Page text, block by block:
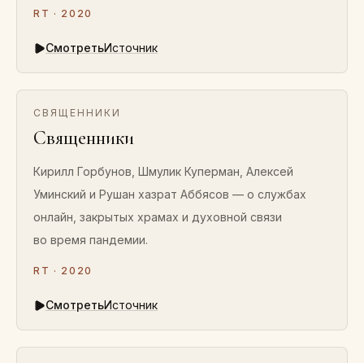
RT · 2020
СмотретьИсточник
СВЯЩЕННИКИ
Священники
Кирилл Горбунов, Шмулик Куперман, Алексей
Уминский и Рушан хазрат Аббясов — о службах
онлайн, закрытых храмах и духовной связи
во время пандемии.
RT · 2020
СмотретьИсточник